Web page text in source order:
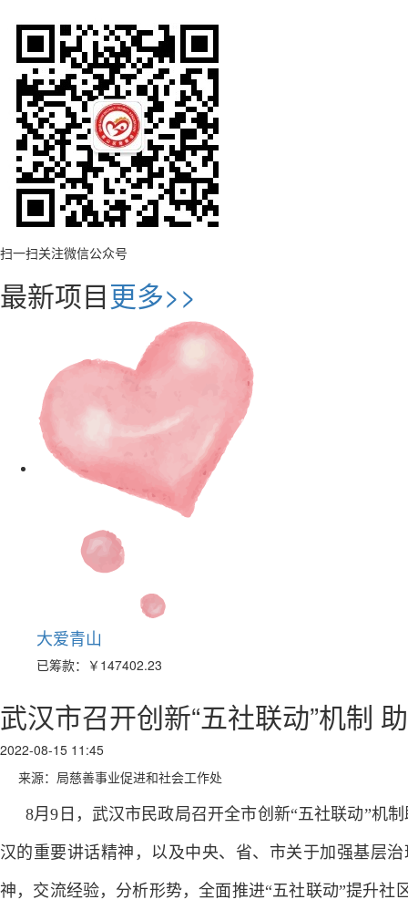
扫一扫关注微信公众号
最新项目更多>>
大爱青山
已筹款： ￥147402.23
武汉市召开创新“五社联动”机制
2022-08-15 11:45
来源：局慈善事业促进和社会工作处
8月9日，武汉市民政局召开全市创新“五社联动”机
汉的重要讲话精神，以及中央、省、市关于加强基层
神，交流经验，分析形势，全面推进“五社联动”提升